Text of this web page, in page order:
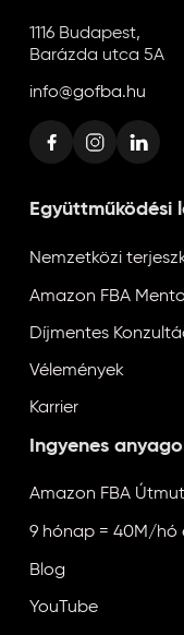
1116 Budapest,
Barázda utca 5A
info@gofba.hu
Együttműködési
Nemzetközi
Amazon FBA
Díjmentes
Vélemények
Karrier
Ingyenes
Amazon FBA
9 hónap = 40M/hó
Blog
YouTube